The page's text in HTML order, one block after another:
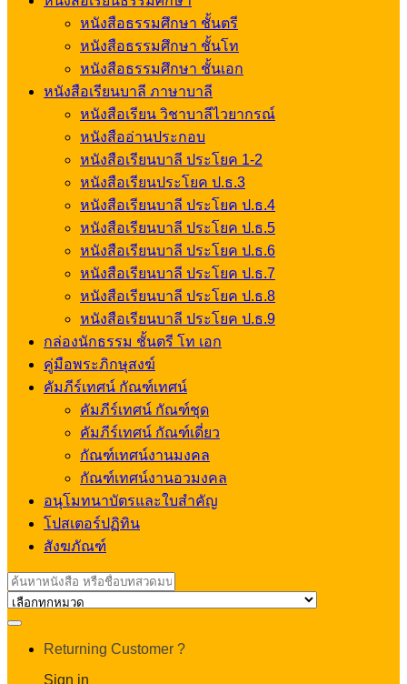
หนังสือธรรมศึกษา ชั้นตรี
หนังสือธรรมศึกษา ชั้นโท
หนังสือธรรมศึกษา ชั้นเอก
หนังสือเรียนบาลี ภาษาบาลี
หนังสือเรียน วิชาบาลีไวยากรณ์
หนังสืออ่านประกอบ
หนังสือเรียนบาลี ประโยค 1-2
หนังสือเรียนประโยค ป.ธ.3
หนังสือเรียนบาลี ประโยค ป.ธ.4
หนังสือเรียนบาลี ประโยค ป.ธ.5
หนังสือเรียนบาลี ประโยค ป.ธ.6
หนังสือเรียนบาลี ประโยค ป.ธ.7
หนังสือเรียนบาลี ประโยค ป.ธ.8
หนังสือเรียนบาลี ประโยค ป.ธ.9
กล่องนักธรรม ชั้นตรี โท เอก
คู่มือพระภิกษุสงฆ์
คัมภีร์เทศน์ กัณฑ์เทศน์
คัมภีร์เทศน์ กัณฑ์ชุด
คัมภีร์เทศน์ กัณฑ์เดี่ยว
กัณฑ์เทศน์งานมงคล
กัณฑ์เทศน์งานอวมงคล
อนุโมทนาบัตรและใบสำคัญ
โปสเตอร์ปฏิทิน
สังฆภัณฑ์
Search
for:
Returning Customer ?
Sign in